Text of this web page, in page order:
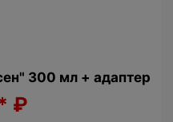
300 мл + адаптер
₽